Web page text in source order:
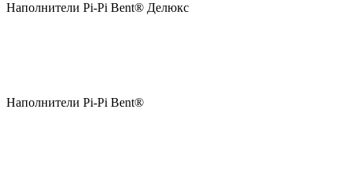
Наполнители Pi-Pi Bent® Делюкс
Наполнители Pi-Pi Bent®